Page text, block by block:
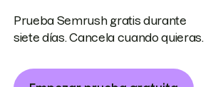
Prueba Semrush gratis durante
siete días. Cancela cuando quieras.